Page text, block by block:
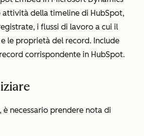
attività della timeline di HubSpot,
i flussi di lavoro a cui il
le proprietà del record. Include
corrispondente in HubSpot.
è necessario prendere nota di